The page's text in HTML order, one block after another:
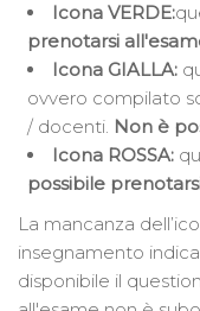
Icona VERDE:
prenotarsi
Icona GIALLA:
ovvero compilato
/ docenti. Non è
Icona ROSSA:
possibile
La mancanza
insegnamento
disponibile il